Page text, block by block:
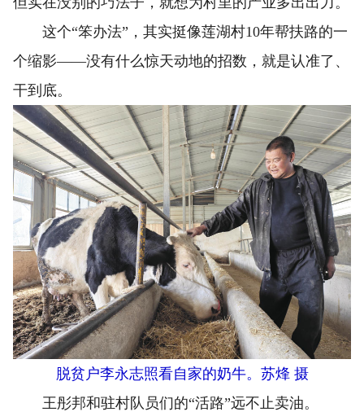
这个“笨办法”，其实挺像莲湖村10年帮扶路的一
个缩影——没有什么惊天动地的招数，就是认准了、
干到底。
脱贫户李永志照看自家的奶牛。苏烽 摄
王彤邦和驻村队员们的“活路”远不止卖油。